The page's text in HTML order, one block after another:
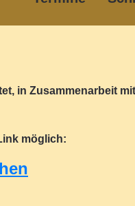
in Zusammenarbeit
möglich: